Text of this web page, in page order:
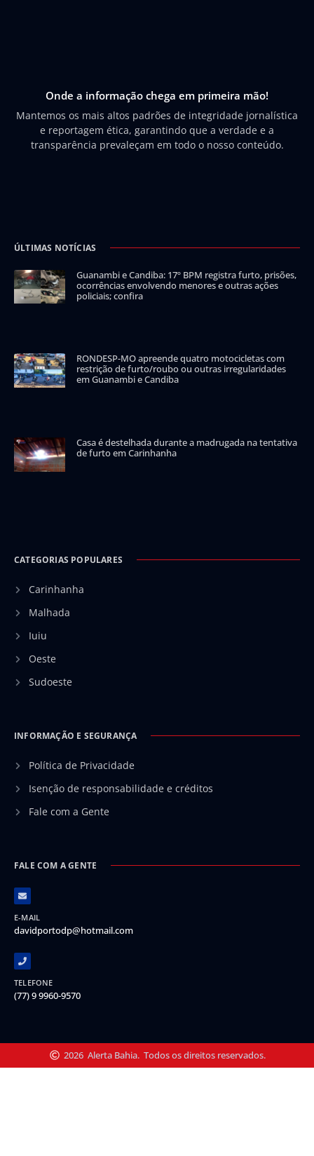
Onde a informação chega em primeira mão!
Mantemos os mais altos padrões de integridade jornalística
e reportagem ética, garantindo que a verdade e a
transparência prevaleçam em todo o nosso conteúdo.
ÚLTIMAS NOTÍCIAS
Guanambi e Candiba: 17º BPM registra furto, prisões,
ocorrências envolvendo menores e outras ações
policiais; confira
RONDESP-MO apreende quatro motocicletas com
restrição de furto/roubo ou outras irregularidades
em Guanambi e Candiba
Casa é destelhada durante a madrugada na tentativa
de furto em Carinhanha
CATEGORIAS POPULARES
Carinhanha
Malhada
Iuiu
Oeste
Sudoeste
INFORMAÇÃO E SEGURANÇA
Política de Privacidade
Isenção de responsabilidade e créditos
Fale com a Gente
FALE COM A GENTE
E-MAIL
davidportodp@hotmail.com
TELEFONE
(77) 9 9960-9570
2026 Alerta Bahia. Todos os direitos reservados.